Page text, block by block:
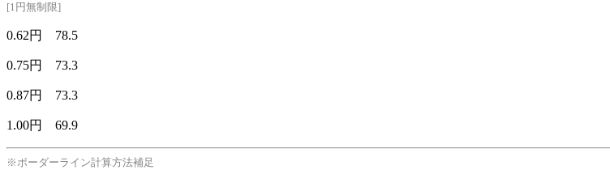
[1円無制限]
0.62円 78.5
0.75円 73.3
0.87円 73.3
1.00円 69.9
※ボーダーライン計算方法補足